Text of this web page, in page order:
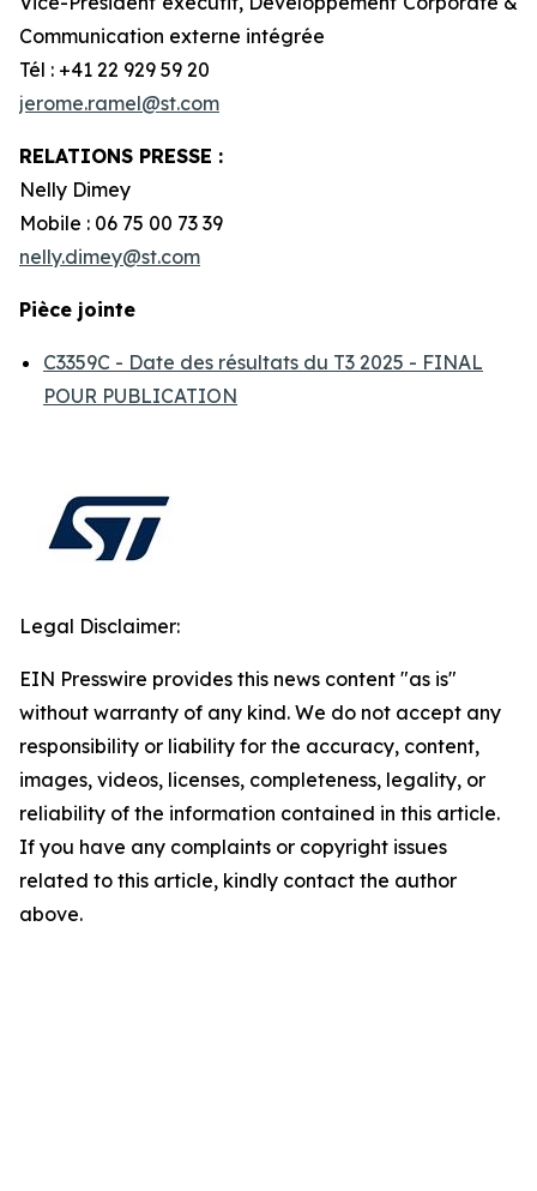
Communication externe intégrée
Tél : +41 22 929 59 20
jerome.ramel@st.com
RELATIONS PRESSE :
Nelly Dimey
Mobile : 06 75 00 73 39
nelly.dimey@st.com
Pièce jointe
C3359C - Date des résultats du T3 2025 - FINAL
POUR PUBLICATION
Legal Disclaimer:
EIN Presswire provides this news content "as is"
without warranty of any kind. We do not accept any
responsibility or liability for the accuracy, content,
images, videos, licenses, completeness, legality, or
reliability of the information contained in this article.
If you have any complaints or copyright issues
related to this article, kindly contact the author
above.